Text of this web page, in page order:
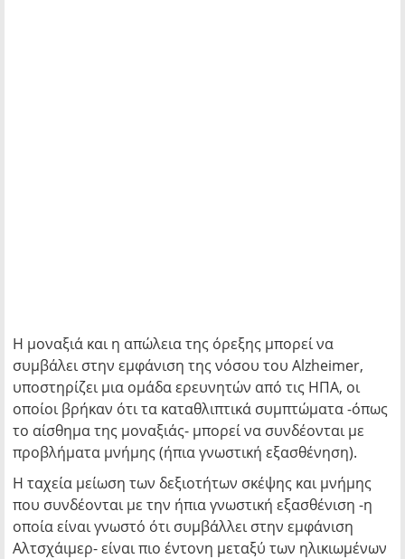
Η μοναξιά και η απώλεια της όρεξης μπορεί να
συμβάλει στην εμφάνιση της νόσου του Alzheimer,
υποστηρίζει μια ομάδα ερευνητών από τις ΗΠΑ, οι
οποίοι βρήκαν ότι τα καταθλιπτικά συμπτώματα -όπως
το αίσθημα της μοναξιάς- μπορεί να συνδέονται με
προβλήματα μνήμης (ήπια γνωστική εξασθένηση).
Η ταχεία μείωση των δεξιοτήτων σκέψης και μνήμης
που συνδέονται με την ήπια γνωστική εξασθένιση -η
οποία είναι γνωστό ότι συμβάλλει στην εμφάνιση
Αλτσχάιμερ- είναι πιο έντονη μεταξύ των ηλικιωμένων